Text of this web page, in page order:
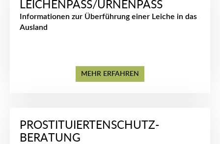
LEICHENPASS/URNENPASS
Informationen zur Überführung einer Leiche in das
Ausland
MEHR ERFAHREN
PROSTITUIERTENSCHUTZ-
BERATUNG